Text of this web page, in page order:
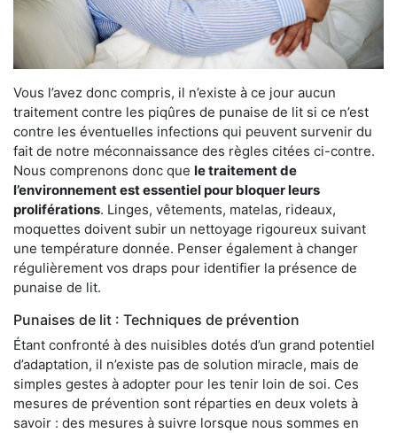
Vous l’avez donc compris, il n’existe à ce jour aucun
traitement contre les piqûres de punaise de lit si ce n’est
contre les éventuelles infections qui peuvent survenir du
fait de notre méconnaissance des règles citées ci-contre.
Nous comprenons donc que le traitement de
l’environnement est essentiel pour bloquer leurs
proliférations. Linges, vêtements, matelas, rideaux,
moquettes doivent subir un nettoyage rigoureux suivant
une température donnée. Penser également à changer
régulièrement vos draps pour identifier la présence de
punaise de lit.
Punaises de lit : Techniques de prévention
Étant confronté à des nuisibles dotés d’un grand potentiel
d’adaptation, il n’existe pas de solution miracle, mais de
simples gestes à adopter pour les tenir loin de soi. Ces
mesures de prévention sont réparties en deux volets à
savoir : des mesures à suivre lorsque nous sommes en